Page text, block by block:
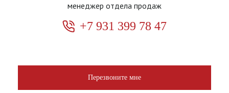
менеджер отдела продаж
+7 931 399 78 47
Перезвоните мне